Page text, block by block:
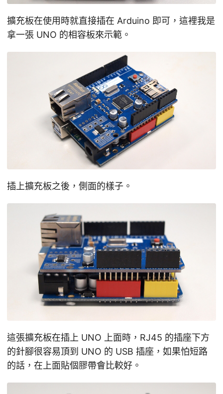
擴充板在使用時就直接插在 Arduino 即可，這裡我是
拿一張 UNO 的相容板來示範。
插上擴充板之後，側面的樣子。
這張擴充板在插上 UNO 上面時，RJ45 的插座下方
的針腳很容易頂到 UNO 的 USB 插座，如果怕短路
的話，在上面貼個膠帶會比較好。